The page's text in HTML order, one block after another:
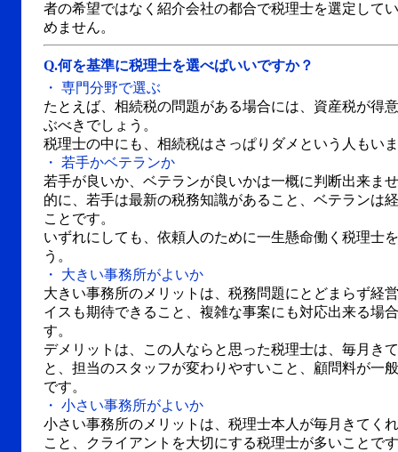
者の希望ではなく紹介会社の都合で税理士を選定して
めません。
Q.何を基準に税理士を選べばいいですか？
・ 専門分野で選ぶ
たとえば、相続税の問題がある場合には、資産税が得
ぶべきでしょう。
税理士の中にも、相続税はさっぱりダメという人もい
・ 若手かベテランか
若手が良いか、ベテランが良いかは一概に判断出来ま
的に、若手は最新の税務知識があること、ベテランは
ことです。
いずれにしても、依頼人のために一生懸命働く税理士
う。
・ 大きい事務所がよいか
大きい事務所のメリットは、税務問題にとどまらず経
イスも期待できること、複雑な事案にも対応出来る場
す。
デメリットは、この人ならと思った税理士は、毎月き
と、担当のスタッフが変わりやすいこと、顧問料が一
です。
・ 小さい事務所がよいか
小さい事務所のメリットは、税理士本人が毎月きてく
こと、クライアントを大切にする税理士が多いことで